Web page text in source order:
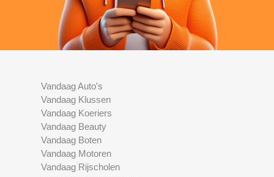
Vandaag Auto's
Vandaag Klussen
Vandaag Koeriers
Vandaag Beauty
Vandaag Boten
Vandaag Motoren
Vandaag Rijscholen